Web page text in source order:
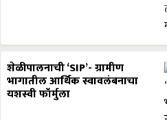
शेळीपालनाची ‘SIP’- ग्रामीण
भागातील आर्थिक स्वावलंबनाचा
यशस्वी फॉर्मुला